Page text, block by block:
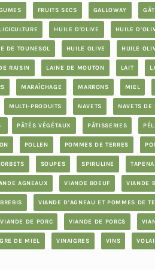
FRUITS SECS GALLOWAY
HUILE D'OLIVE HUILE
DE TOUNESOL HUILE OLIVE HUILE
RAISIN LAINE DE MOUTON LAIT
MARAÎCHAGE MARRONS MIEL
MULTI-PRODUITS NAVETS NAVETS DE
PÂTÉS VÉGÉTAUX PÂTISSERIES
POLLEN POMMES DE TERRES
SOUPES SPIRULINE
AGNEAUX VIANDE BOEUF VIANDE
VIANDE D'AGNEAU ET POMMES DE
VIANDE DE PORC VIANDE DE PORCS
DE MIEL VINAIGRES VINS